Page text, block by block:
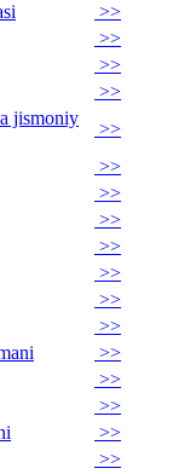
>>
>>
>>
>>
jismoniy
>>
>>
>>
>>
>>
>>
>>
>>
>>
>>
>>
>>
>>